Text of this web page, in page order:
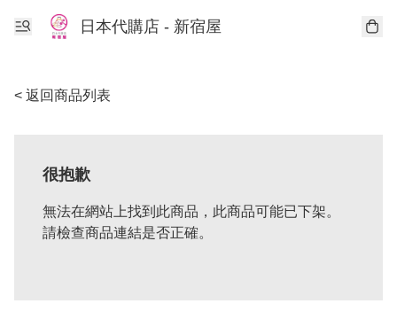
日本代購店 - 新宿屋
< 返回商品列表
很抱歉
無法在網站上找到此商品，此商品可能已下架。
請檢查商品連結是否正確。